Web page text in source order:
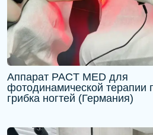
Аппарат PACT MED для
фотодинамической терапии
грибка ногтей (Германия)